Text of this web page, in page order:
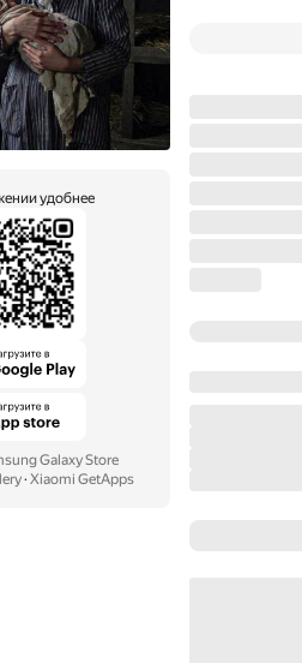
удобнее
Galaxy Store
· Xiaomi GetApps